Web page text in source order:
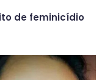
de feminicídio